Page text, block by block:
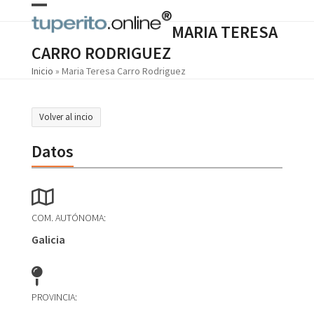
Open
mobile
menu
Close
mobile
menu
MARIA TERESA
CARRO RODRIGUEZ
Inicio » Maria Teresa Carro Rodriguez
Volver al incio
Datos
COM. AUTÓNOMA:
Galicia
PROVINCIA: